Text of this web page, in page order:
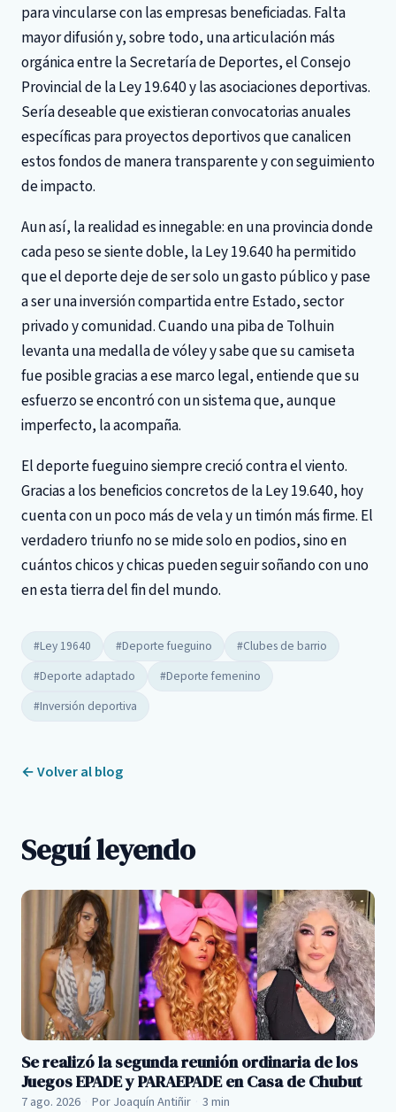
para vincularse con las empresas beneficiadas. Falta
mayor difusión y, sobre todo, una articulación más
orgánica entre la Secretaría de Deportes, el Consejo
Provincial de la Ley 19.640 y las asociaciones deportivas.
Sería deseable que existieran convocatorias anuales
específicas para proyectos deportivos que canalicen
estos fondos de manera transparente y con seguimiento
de impacto.
Aun así, la realidad es innegable: en una provincia donde
cada peso se siente doble, la Ley 19.640 ha permitido
que el deporte deje de ser solo un gasto público y pase
a ser una inversión compartida entre Estado, sector
privado y comunidad. Cuando una piba de Tolhuin
levanta una medalla de vóley y sabe que su camiseta
fue posible gracias a ese marco legal, entiende que su
esfuerzo se encontró con un sistema que, aunque
imperfecto, la acompaña.
El deporte fueguino siempre creció contra el viento.
Gracias a los beneficios concretos de la Ley 19.640, hoy
cuenta con un poco más de vela y un timón más firme. El
verdadero triunfo no se mide solo en podios, sino en
cuántos chicos y chicas pueden seguir soñando con uno
en esta tierra del fin del mundo.
#Ley 19640 #Deporte fueguino
#Clubes de barrio
#Deporte adaptado
#Deporte femenino
#Inversión deportiva
← Volver al blog
Seguí leyendo
Se realizó la segunda reunión ordinaria de los
Juegos EPADE y PARAEPADE en Casa de Chubut
7 ago. 2026 Por Joaquín Antiñir 3 min